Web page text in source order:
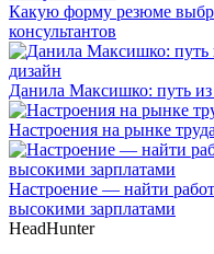
Какую форму резюме
консультантов
Данила Максишко: путь из
Настроения на рынке труда
Настроение — найти
высокими зарплатами
HeadHunter